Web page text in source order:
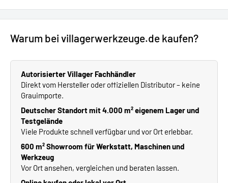
Warum bei villagerwerkzeuge.de kaufen?
Autorisierter Villager Fachhändler
Direkt vom Hersteller oder offiziellen Distributor – keine
Grauimporte.
Deutscher Standort mit 4.000 m² eigenem Lager und
Testgelände
Viele Produkte schnell verfügbar und vor Ort erlebbar.
600 m² Showroom für Werkstatt, Maschinen und
Werkzeug
Vor Ort ansehen, vergleichen und beraten lassen.